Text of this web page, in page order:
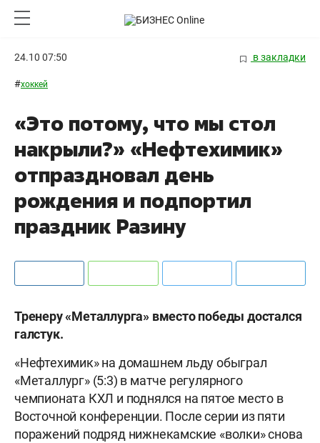
24.10 07:50 в закладки
#хоккей
«Это потому, что мы стол
накрыли?» «Нефтехимик»
отпраздновал день
рождения и подпортил
праздник Разину
Тренеру «Металлурга» вместо победы достался
галстук.
«Нефтехимик» на домашнем льду обыграл
«Металлург» (5:3) в матче регулярного
чемпионата КХЛ и поднялся на пятое место в
Восточной конференции. После серии из пяти
поражений подряд нижнекамские «волки» снова